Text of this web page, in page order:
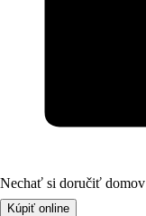
Nechať si doručiť domov
Kúpiť online